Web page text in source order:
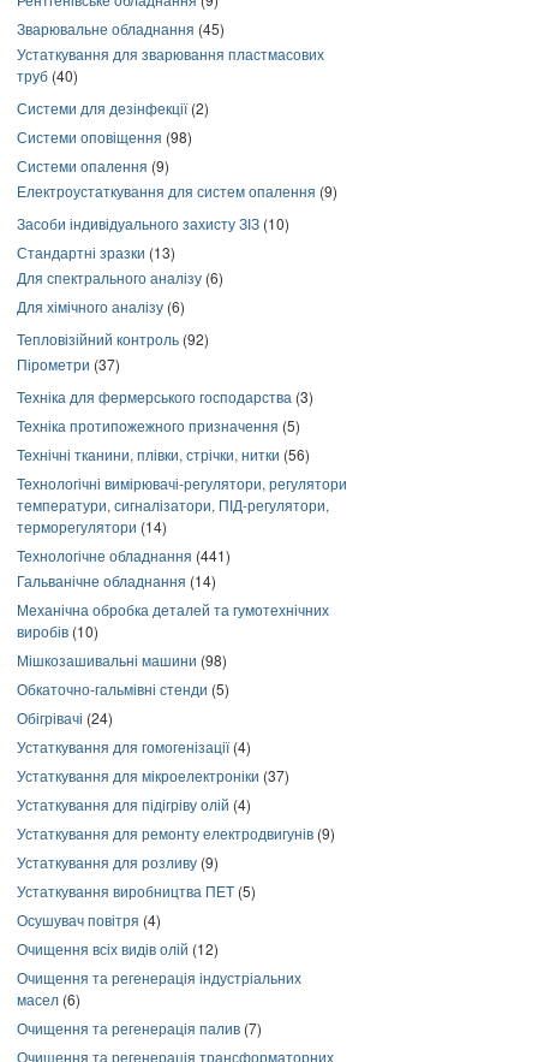
Зварювальне обладнання (45)
Устаткування для зварювання пластмасових
труб (40)
Системи для дезінфекції(2)
Системи оповіщення (98)
Системи опалення (9)
Електроустаткування для систем опалення (9)
Засоби індивідуального захисту ЗІЗ (10)
Стандартні зразки (13)
Для спектрального аналізу (6)
Для хімічного аналізу (6)
Тепловізійний контроль (92)
Пірометри (37)
Техніка для фермерського господарства (3)
Техніка протипожежного призначення (5)
Технічні тканини, плівки, стрічки, нитки (56)
Технологічні вимірювачі-регулятори, регулятори
температури, сигналізатори, ПІД-регулятори,
терморегулятори (14)
Технологічне обладнання (441)
Гальванічне обладнання (14)
Механічна обробка деталей та гумотехнічних
виробів (10)
Мішкозашивальні машини (98)
Обкаточно-гальмівні стенди (5)
Обігрівачі (24)
Устаткування для гомогенізації(4)
Устаткування для мікроелектроніки (37)
Устаткування для підігріву олій (4)
Устаткування для ремонту електродвигунів (9)
Устаткування для розливу (9)
Устаткування виробництва ПЕТ (5)
Осушувач повітря (4)
Очищення всіх видів олій (12)
Очищення та регенерація індустріальних
масел (6)
Очищення та регенерація палив (7)
Очищення та регенерація трансформаторних